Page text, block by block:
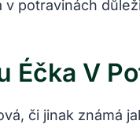
Éčka V
či jinak známá